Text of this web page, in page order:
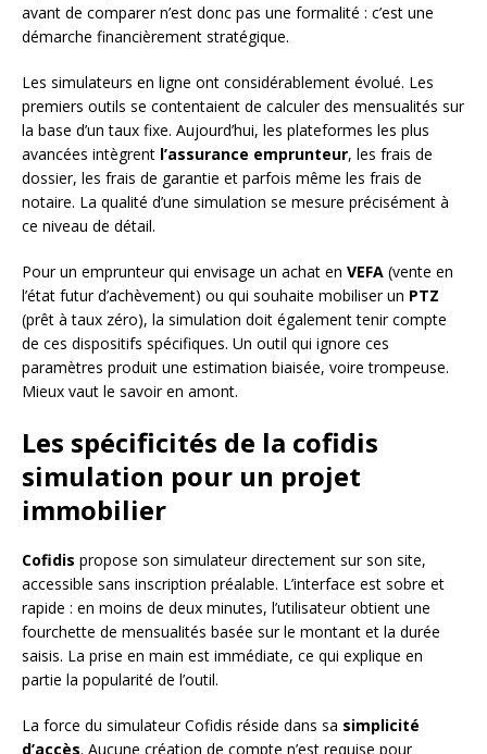
avant de comparer n’est donc pas une formalité : c’est une
démarche financièrement stratégique.
Les simulateurs en ligne ont considérablement évolué. Les
premiers outils se contentaient de calculer des mensualités sur
la base d’un taux fixe. Aujourd’hui, les plateformes les plus
avancées intègrent l’assurance emprunteur, les frais de
dossier, les frais de garantie et parfois même les frais de
notaire. La qualité d’une simulation se mesure précisément à
ce niveau de détail.
Pour un emprunteur qui envisage un achat en VEFA (vente en
l’état futur d’achèvement) ou qui souhaite mobiliser un PTZ
(prêt à taux zéro), la simulation doit également tenir compte
de ces dispositifs spécifiques. Un outil qui ignore ces
paramètres produit une estimation biaisée, voire trompeuse.
Mieux vaut le savoir en amont.
Les spécificités de la cofidis
simulation pour un projet
immobilier
Cofidis propose son simulateur directement sur son site,
accessible sans inscription préalable. L’interface est sobre et
rapide : en moins de deux minutes, l’utilisateur obtient une
fourchette de mensualités basée sur le montant et la durée
saisis. La prise en main est immédiate, ce qui explique en
partie la popularité de l’outil.
La force du simulateur Cofidis réside dans sa simplicité
d’accès. Aucune création de compte n’est requise pour